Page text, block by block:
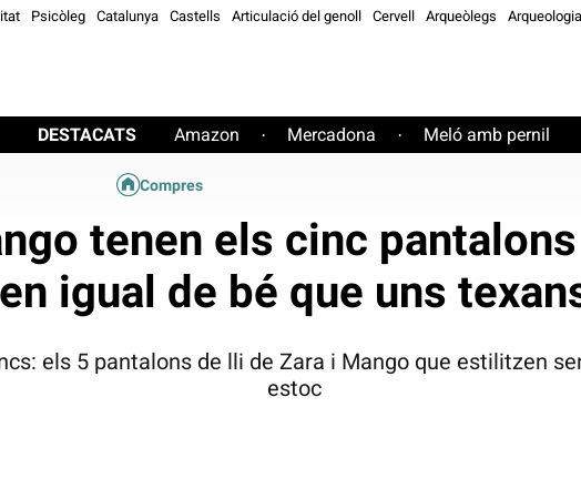
Psicòleg Catalunya Castells Articulació del genoll Cervell Arqueòlegs Arqueologia
DESTACATS Amazon · Mercadona · Meló amb pernil
Compres
tenen els cinc
igual de bé que uns
els 5 pantalons de lli de Zara i Mango que estilitzen
estoc